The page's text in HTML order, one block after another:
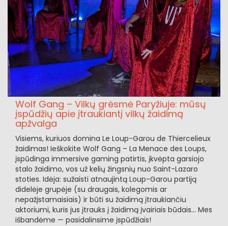
Wolf Gang – Vilkų grėsmė Paryžiuje: mūsų
įspūdžių apie įtraukiantį vilkų žaidimą
apžvalga
Visiems, kuriuos domina Le Loup-Garou de Thiercelieux
žaidimas! Ieškokite Wolf Gang – La Menace des Loups,
įspūdinga immersive gaming patirtis, įkvėpta garsiojo
stalo žaidimo, vos už kelių žingsnių nuo Saint-Lazaro
stoties. Idėja: sužaisti atnaujintą Loup-Garou partiją
didelėje grupėje (su draugais, kolegomis ar
nepažįstamaisiais) ir būti su žaidimą įtraukiančiu
aktoriumi, kuris jus įtrauks į žaidimą įvairiais būdais... Mes
išbandėme — pasidalinsime įspūdžiais!